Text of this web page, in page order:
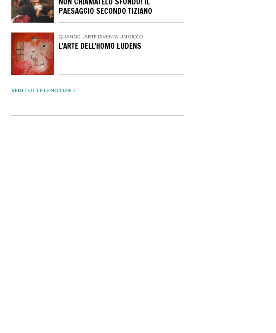
PAESAGGIO SECONDO TIZIANO
QUANDO L'ARTE DIVENTA UN GIOCO
L'ARTE DELL'HOMO LUDENS
VEDI TUTTE LE NOTIZIE >